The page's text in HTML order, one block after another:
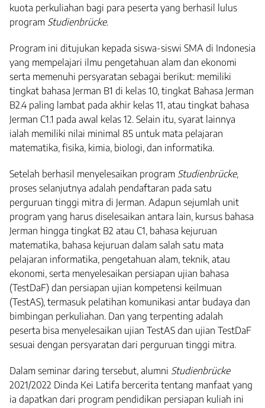
kuota perkuliahan bagi para peserta yang berhasil lulus
program Studienbrücke.
Program ini ditujukan kepada siswa-siswi SMA di Indonesia
yang mempelajari ilmu pengetahuan alam dan ekonomi
serta memenuhi persyaratan sebagai berikut: memiliki
tingkat bahasa Jerman B1 di kelas 10, tingkat Bahasa Jerman
B2.4 paling lambat pada akhir kelas 11, atau tingkat bahasa
Jerman C1.1 pada awal kelas 12. Selain itu, syarat lainnya
ialah memiliki nilai minimal 85 untuk mata pelajaran
matematika, fisika, kimia, biologi, dan informatika.
Setelah berhasil menyelesaikan program Studienbrücke,
proses selanjutnya adalah pendaftaran pada satu
perguruan tinggi mitra di Jerman. Adapun sejumlah unit
program yang harus diselesaikan antara lain, kursus bahasa
Jerman hingga tingkat B2 atau C1, bahasa kejuruan
matematika, bahasa kejuruan dalam salah satu mata
pelajaran informatika, pengetahuan alam, teknik, atau
ekonomi, serta menyelesaikan persiapan ujian bahasa
(TestDaF) dan persiapan ujian kompetensi keilmuan
(TestAS), termasuk pelatihan komunikasi antar budaya dan
bimbingan perkuliahan. Dan yang terpenting adalah
peserta bisa menyelesaikan ujian TestAS dan ujian TestDaF
sesuai dengan persyaratan dari perguruan tinggi mitra.
Dalam seminar daring tersebut, alumni Studienbrücke
2021/2022 Dinda Kei Latifa bercerita tentang manfaat yang
ia dapatkan dari program pendidikan persiapan kuliah ini